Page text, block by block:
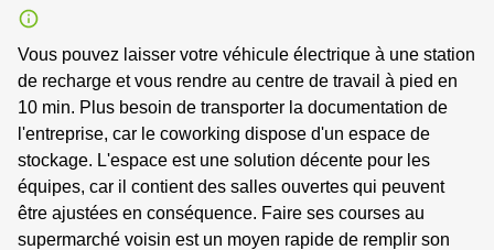
Vous pouvez laisser votre véhicule électrique à une station
de recharge et vous rendre au centre de travail à pied en
10 min. Plus besoin de transporter la documentation de
l'entreprise, car le coworking dispose d'un espace de
stockage. L'espace est une solution décente pour les
équipes, car il contient des salles ouvertes qui peuvent
être ajustées en conséquence. Faire ses courses au
supermarché voisin est un moyen rapide de remplir son